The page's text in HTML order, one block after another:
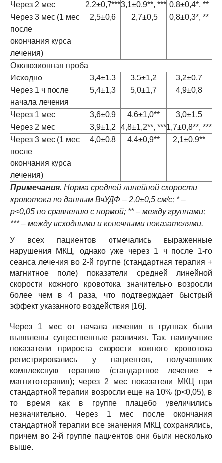
Через 2 мес
2,2±0,7***3,1±0,9**, *** 0,8±0,4*, **
Через 3 мес (1 мес
после
окончания курса
лечения)
2,5±0,6 2,7±0,5 0,8±0,3*, **
Окклюзионная проба
Исходно
3,4±1,3 3,5±1,2
3,2±0,7
Через 1 ч после
начала лечения
5,4±1,3 5,0±1,7 4,9±0,8
Через 1 мес 3,6±0,9 4,6±1,0**
3,0±1,5
Через 2 мес
3,9±1,2 4,8±1,2**, ***1,7±0,8**, ***
Через 3 мес (1 мес
после
окончания курса
лечения)
4,0±0,8 4,4±0,9** 2,1±0,9**
Примечания. Норма средней линейной скорости
кровотока по данным ВчУДФ – 2,0±0,5 см/с; * –
р<0,05 по сравнению с нормой; ** – между группами;
*** – между исходными и конечными показателями.
У всех пациентов отмечались выраженные
нарушения МКЦ, однако уже через 1 ч после 1-го
сеанса лечения во 2-й группе (стандартная терапия +
магнитное поле) показатели средней линейной
скорости кожного кровотока значительно возросли
более чем в 4 раза, что подтверждает быстрый
эффект указанного воздействия [16].
Через 1 мес от начала лечения в группах были
выявлены существенные различия. Так, наилучшие
показатели прироста скорости кожного кровотока
регистрировались у пациентов, получавших
комплексную терапию (стандартное лечение +
магнитотерапия); через 2 мес показатели МКЦ при
стандартной терапии возросли еще на 10% (р<0,05), в
то время как в группе плацебо увеличились
незначительно. Через 1 мес после окончания
стандартной терапии все значения МКЦ сохранялись,
причем во 2-й группе пациентов они были несколько
выше.